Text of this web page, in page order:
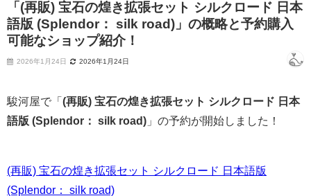
「(再販) 宝石の煌き拡張セット シルクロード 日本
語版 (Splendor： silk road)」の概略と予約購入
可能なショップ紹介！
2026年1月24日 2026年1月24日
駿河屋で「 (再販) 宝石の煌き拡張セット シルクロード 日本
語版 (Splendor： silk road) 」の予約が開始しました！
(再販) 宝石の煌き拡張セット シルクロード 日本語版
(Splendor： silk road)